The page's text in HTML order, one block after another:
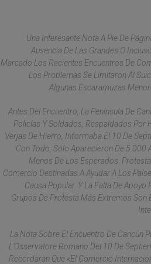
Una Interesante Nota A Pie De
Ausencia De Las Grandes O
Marcado Los Recientes Encuentros De
Los Problemas Se Limitaron Al
Algunas Escaramuzas
Antes Del Encuentro, La Península De
Policías Y Soldados, Respaldados Por
Verjas De Hierro, Informaba El 10 De
Con Todo, Sólo Aparecieron De
Menos De Los Esperados.
Comercio Destinadas A Ayudar A Los
Causa Popular. Y La Falta De
Grupos De Protesta Más Extremos Son
La Nota Sobre El Encuentro De Cancún
L’Osservatore Romano Del 10 De
Recordaran Que «el Comercio